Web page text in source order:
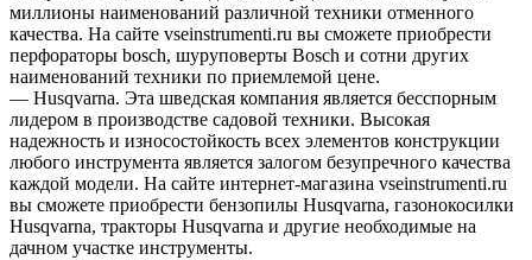
миллионы наименований различной техники отменного
качества. На сайте vseinstrumenti.ru вы сможете приобрести
перфораторы bosch, шуруповерты Bosch и сотни других
наименований техники по приемлемой цене.
— Husqvarna. Эта шведская компания является бесспорным
лидером в производстве садовой техники. Высокая
надежность и износостойкость всех элементов конструкции
любого инструмента является залогом безупречного качества
каждой модели. На сайте интернет-магазина vseinstrumenti.ru
вы сможете приобрести бензопилы Husqvarna, газонокосилки
Husqvarna, тракторы Husqvarna и другие необходимые на
дачном участке инструменты.